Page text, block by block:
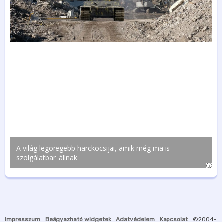
Impresszum Beágyazható widgetek Adatvédelem Kapcsolat ©2004-